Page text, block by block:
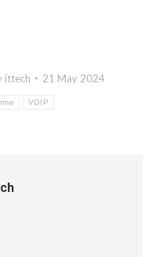
ittech
21 May 2024
VOIP